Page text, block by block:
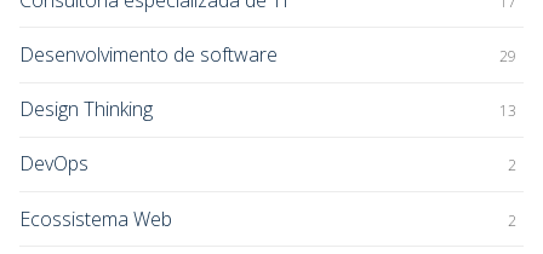
Desenvolvimento de software 29
Design Thinking 13
DevOps 2
Ecossistema Web 2